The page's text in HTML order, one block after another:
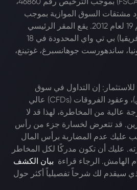
السوق الموازية بموجب
قانون الأسواق المالية رقم 19 لعام 2012. يقع المقر الرئيسي
لشركة Markets (جنوب إفريقيا) بي تي واي المحدودة في 18
ساندهورست جوهانسبرغ، غوتينغ،
للاستثمار: إن التداول في سوق
الصرف الأجنبي (الفوركس)، وعقود الفروقات (CFDs) عالي
عالية من المخاطرة، لهذا قد لا
قد تتعرض لخسارة جزء من رأس
عليك عدم المضاربة برأس المال
عليك أن تكون مدركًا لكل المخاطر
الهامش. الرجاء قراءة بيان الكشف
سيقدم لك شرحاً تفصيلياً أكثر حول